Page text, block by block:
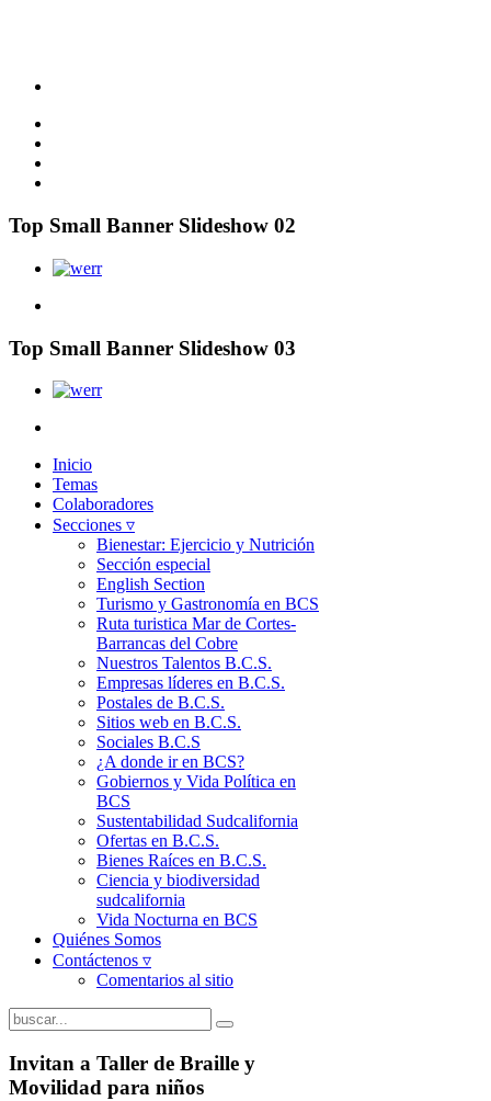
Top Small Banner Slideshow 02
Top Small Banner Slideshow 03
Inicio
Temas
Colaboradores
Secciones ▿
Bienestar: Ejercicio y Nutrición
Sección especial
English Section
Turismo y Gastronomía en BCS
Ruta turistica Mar de Cortes-
Barrancas del Cobre
Nuestros Talentos B.C.S.
Empresas líderes en B.C.S.
Postales de B.C.S.
Sitios web en B.C.S.
Sociales B.C.S
¿A donde ir en BCS?
Gobiernos y Vida Política en
BCS
Sustentabilidad Sudcalifornia
Ofertas en B.C.S.
Bienes Raíces en B.C.S.
Ciencia y biodiversidad
sudcalifornia
Vida Nocturna en BCS
Quiénes Somos
Contáctenos ▿
Comentarios al sitio
Invitan a Taller de Braille y
Movilidad para niños